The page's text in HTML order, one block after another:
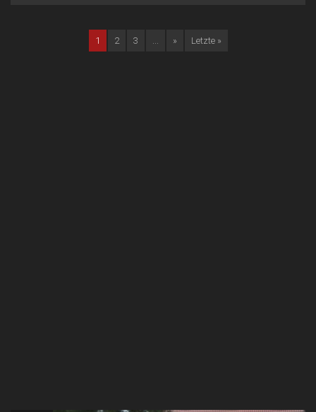
1 2 3 ... » Letzte »